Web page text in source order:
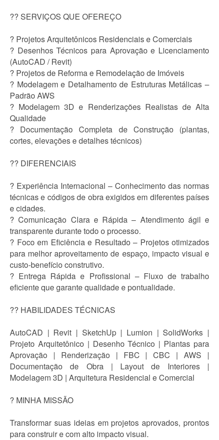
?? SERVIÇOS QUE OFEREÇO
? Projetos Arquitetônicos Residenciais e Comerciais
? Desenhos Técnicos para Aprovação e Licenciamento
(AutoCAD / Revit)
? Projetos de Reforma e Remodelação de Imóveis
? Modelagem e Detalhamento de Estruturas Metálicas –
Padrão AWS
? Modelagem 3D e Renderizações Realistas de Alta
Qualidade
? Documentação Completa de Construção (plantas,
cortes, elevações e detalhes técnicos)
?? DIFERENCIAIS
? Experiência Internacional – Conhecimento das normas
técnicas e códigos de obra exigidos em diferentes países
e cidades.
? Comunicação Clara e Rápida – Atendimento ágil e
transparente durante todo o processo.
? Foco em Eficiência e Resultado – Projetos otimizados
para melhor aproveitamento de espaço, impacto visual e
custo-benefício construtivo.
? Entrega Rápida e Profissional – Fluxo de trabalho
eficiente que garante qualidade e pontualidade.
?? HABILIDADES TÉCNICAS
AutoCAD | Revit | SketchUp | Lumion | SolidWorks |
Projeto Arquitetônico | Desenho Técnico | Plantas para
Aprovação | Renderização | FBC | CBC | AWS |
Documentação de Obra | Layout de Interiores |
Modelagem 3D | Arquitetura Residencial e Comercial
? MINHA MISSÃO
Transformar suas ideias em projetos aprovados, prontos
para construir e com alto impacto visual.